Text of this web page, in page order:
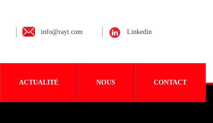
info@rayt.com Linkedin
ACTUALITÉ NOUS CONTACT